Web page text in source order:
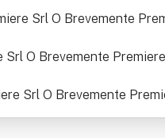
Srl O Brevemente
O Brevemente
Srl O Brevemente